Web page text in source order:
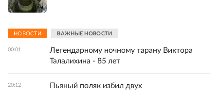
НОВОСТИ ВАЖНЫЕ НОВОСТИ
00:01
Легендарному ночному тарану Виктора
Талалихина - 85 лет
20:12
Пьяный поляк избил двух